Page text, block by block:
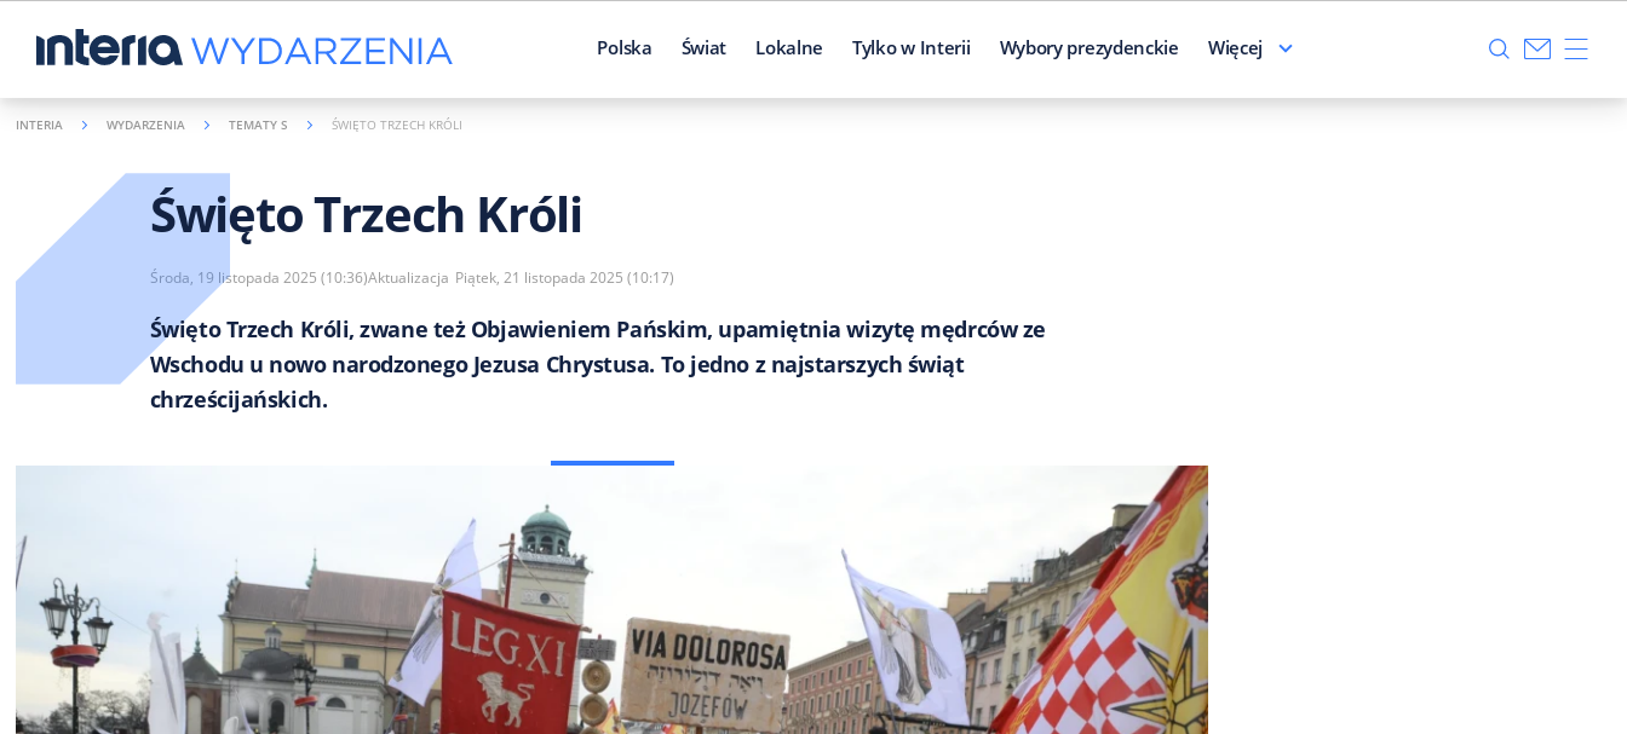
Polska Świat Lokalne Tylko w Interii Wybory prezydenckie Więcej
INTERIA WYDARZENIA TEMATY S ŚWIĘTO TRZECH KRÓLI
Święto Trzech Króli
Środa, 19 listopada 2025 (10:36)Aktualizacja Piątek, 21 listopada 2025 (10:17)
Święto Trzech Króli, zwane też Objawieniem Pańskim, upamiętnia wizytę mędrców ze
Wschodu u nowo narodzonego Jezusa Chrystusa. To jedno z najstarszych świąt
chrześcijańskich.